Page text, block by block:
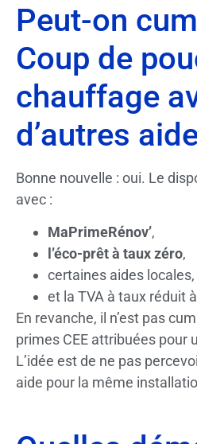
Peut-on
Coup de
chauffage
d’autres
Bonne nouvelle : oui. Le
avec :
MaPrimeRénov’,
l’éco-prêt à taux zéro,
certaines aides locales,
et la TVA à taux réduit
En revanche, il n’est pas
primes CEE attribuées pour
L’idée est de ne pas
aide pour la même